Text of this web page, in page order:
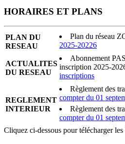
HORAIRES ET PLANS
PLAN DU
RESEAU
Plan du réseau
2025-20226
ACTUALITES
DU RESEAU
Abonnement
inscription 2025-
inscriptions
REGLEMENT
INTERIEUR
Règlement des
compter du 01
Règlement des
compter du 01
Cliquez ci-dessous pour télécharger